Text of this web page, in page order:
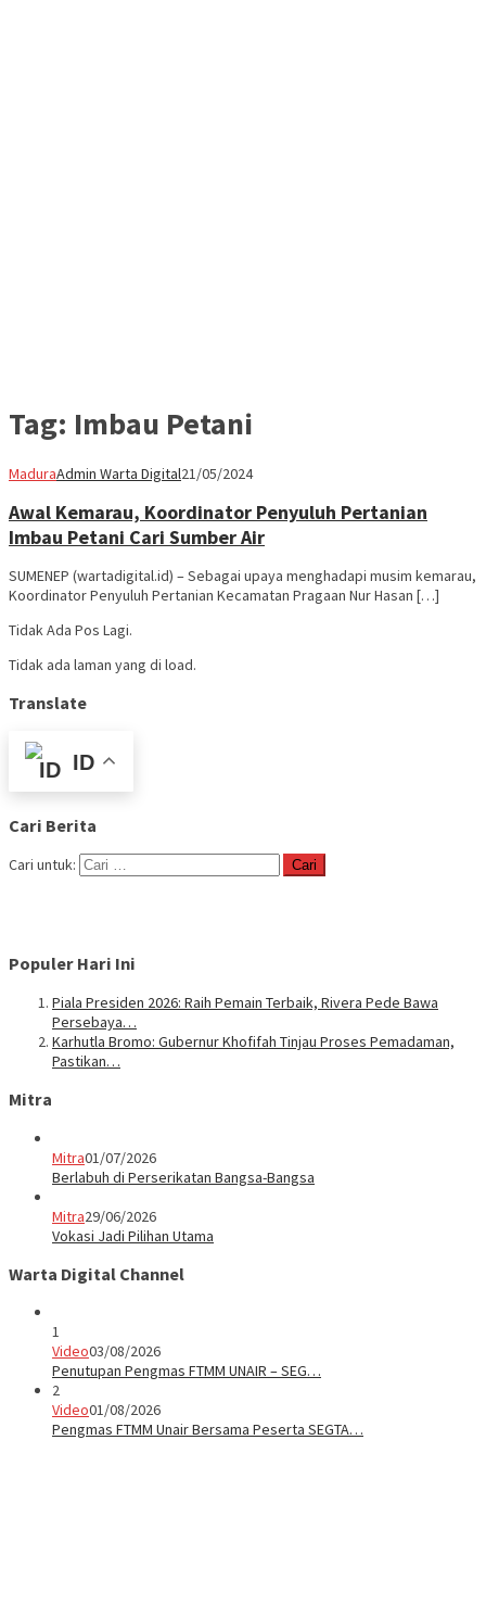
Tag: Imbau Petani
MaduraAdmin Warta Digital21/05/2024
Awal Kemarau, Koordinator Penyuluh Pertanian
Imbau Petani Cari Sumber Air
SUMENEP (wartadigital.id) – Sebagai upaya menghadapi musim kemarau,
Koordinator Penyuluh Pertanian Kecamatan Pragaan Nur Hasan […]
Tidak Ada Pos Lagi.
Tidak ada laman yang di load.
Translate
ID
Cari Berita
Cari untuk:
Populer Hari Ini
Piala Presiden 2026: Raih Pemain Terbaik, Rivera Pede Bawa
Persebaya…
Karhutla Bromo: Gubernur Khofifah Tinjau Proses Pemadaman,
Pastikan…
Mitra
Mitra01/07/2026
Berlabuh di Perserikatan Bangsa-Bangsa
Mitra29/06/2026
Vokasi Jadi Pilihan Utama
Warta Digital Channel
1
Video03/08/2026
Penutupan Pengmas FTMM UNAIR – SEG…
2
Video01/08/2026
Pengmas FTMM Unair Bersama Peserta SEGTA…